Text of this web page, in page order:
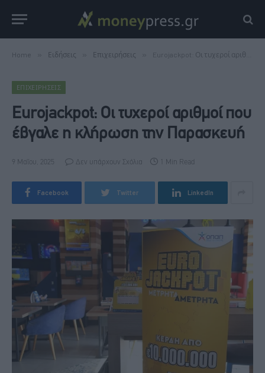
Home Ειδήσεις Επιχειρήσεις Eurojackpot: Οι τυχεροί αριθμοί που έβγαλε η κλήρωση την Παρασκευή
ΕΠΙΧΕΙΡΉΣΕΙΣ
Eurojackpot: Οι τυχεροί αριθμοί που
έβγαλε η κλήρωση την Παρασκευή
9 Μαΐου, 2025 Δεν υπάρχουν Σχόλια 1 Min Read
Facebook Twitter LinkedIn